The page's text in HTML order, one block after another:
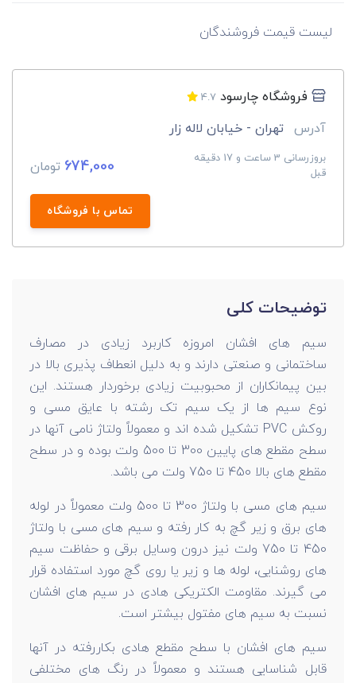
لیست قیمت فروشندگان
فروشگاه چارسود 4.7
آدرس تهران - خیابان لاله زار
بروزرسانی 3 ساعت و 17 دقیقه
قبل
674,000 تومان
تماس با فروشگاه
توضیحات کلی
سیم های افشان امروزه کاربرد زیادی در مصارف
ساختمانی و صنعتی دارند و به دلیل انعطاف پذیری بالا در
بین پیمانکاران از محبوبیت زیادی برخوردار هستند. این
نوع سیم ها از یک سیم تک رشته با عایق مسی و
روکش PVC تشکیل شده اند و معمولاً ولتاژ نامی آنها در
سطح مقطع های پایین 300 تا 500 ولت بوده و در سطح
مقطع های بالا 450 تا 750 ولت می باشد.
سیم های مسی با ولتاژ 300 تا 500 ولت معمولاً در لوله
های برق و زیر گچ به کار رفته و سیم های مسی با ولتاژ
450 تا 750 ولت نیز درون وسایل برقی و حفاظت سیم
های روشنایی، لوله ها و زیر یا روی گچ مورد استفاده قرار
می گیرند. مقاومت الکتریکی هادی در سیم های افشان
نسبت به سیم های مفتول بیشتر است.
سیم های افشان با سطح مقطع هادی بکاررفته در آنها
قابل شناسایی هستند و معمولاً در رنگ های مختلفی